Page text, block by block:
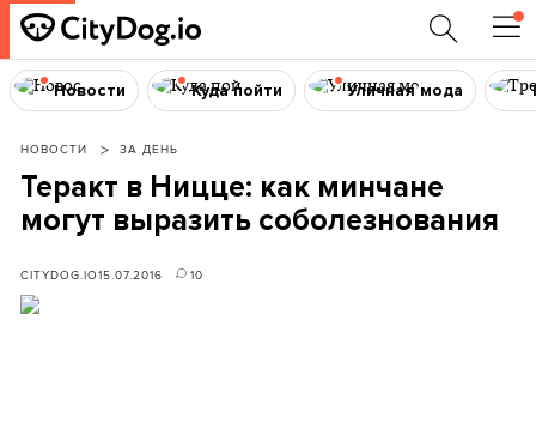
Новости Куда пойти Уличная мода
НОВОСТИ ЗА ДЕНЬ
Теракт в Ницце: как минчане
могут выразить соболезнования
CITYDOG.IO15.07.2016 10